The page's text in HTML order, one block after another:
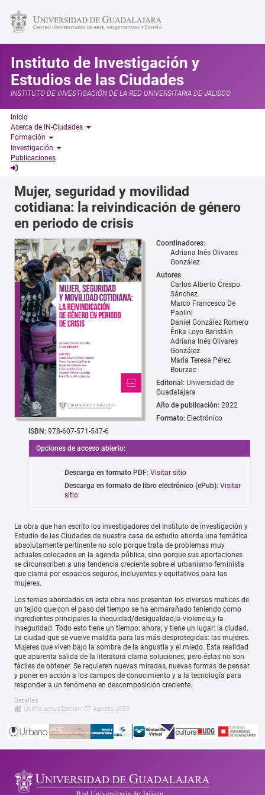
Instituto de Investigación y
Estudios de las Ciudades
INSTITUTO DE INVESTIGACIÓN DE LA RED UNIVERSITARIA DE JALISCO
Inicio
Acerca de IN-Ciudades
Formación
Investigación
Publicaciones
Mujer, seguridad y movilidad
cotidiana: la reivindicación de género
en periodo de crisis
Coordinadores:
Adriana Inés Olivares
González
Autores:
Carlos Alberto Crespo
Sánchez
Marco Francesco De
Paolini
Daniel González Romero
Érika Loyo Beristáin
Adriana Inés Olivares
González
María Teresa Pérez
Bourzac
Editorial: Universidad de
Guadalajara
Año de publicación: 2022
Formato: Electrónico
ISBN: 978-607-571-547-6
Opciones de acceso abierto:
Descarga en formato PDF: Visitar sitio
Descarga en formato de libro electrónico (ePub): Visitar
sitio
La obra que han escrito los investigadores del Instituto de investigación y
Estudio de las Ciudades de nuestra casa de estudio aborda una temática
absolutamente pertinente no solo porque trata de problemas muy
actuales colocados en la agenda pública, sino porque sus aportaciones
se circunscriben a una tendencia creciente sobre el urbanismo feminista
que clama por espacios seguros, incluyentes y equitativos para las
mujeres.
Los temas abordados en esta obra nos presentan los diversos matices de
un tejido que con el paso del tiempo se ha enmarañado teniendo como
ingredientes principales la inequidad/desigualdad,la violencia,y la
inseguridad. Todo esto tiene un tiempo: ahora; y tiene un lugar: la ciudad.
La ciudad que se vuelve maldita para las más desprotegidas: las mujeres.
Mujeres que viven bajo la sombra de la angustia y el miedo. Esta realidad
que aparenta salida de la literatura clama soluciones; pero éstas no son
fáciles de obtener. Se requieren nuevas miradas, nuevas formas de pensar
y poner en acción a los campos de conocimiento y a la tecnología para
responder a un fenómeno en descomposición creciente.
Detalles
Última actualización: 07 Agosto 2023